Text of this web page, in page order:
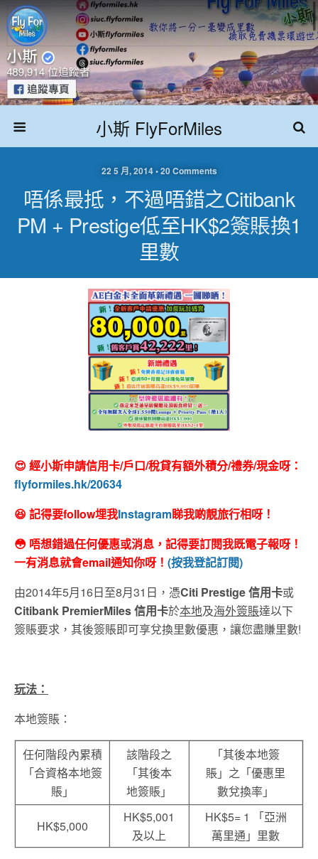
小斯 FlyForMiles
22 5 月, 2014 • 20 Comments
唔係最抵，不過唔錯之Citibank
PM + Prestige低至HK$2簽賬換1
里數
😍 經小斯申請信用卡/戶口/稅貸有額外積分/禮券/現金呀：
flyformiles.hk/20634
😆 記得要follow埋我Instagram睇我啲靚旅行相呀！
😳 唔想錯過任何優惠或消息，記得要訂閱我既電子報呀！
一有消息就會email通知你呀！ (按我登記訂閱)
由2014年5月16日至8月31日，憑Citi Prestige 信用卡或
Citibank PremierMiles 信用卡於本地及海外簽賬達以下
簽賬要求，其後簽賬即可享兌換里數優惠，讓您盡賺里數!
玩法：
本地簽賬：
任何階段內累積
「合資格本地簽
賬」
該階段之
「其後本
地簽賬」
「其後本地簽
賬」之「優惠里
數兌換率」
HK$5,000
HK$5,001
及以上
HK$5= 1 「亞洲
萬里通」里數